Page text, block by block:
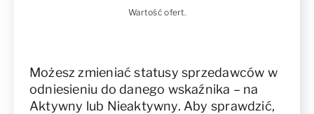
Wartość ofert.
Możesz zmieniać statusy sprzedawców w
odniesieniu do danego wskaźnika – na
Aktywny lub Nieaktywny. Aby sprawdzić,